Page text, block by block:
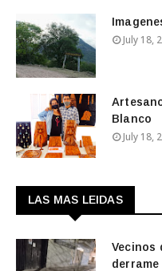
July 18,
Blanco
July 18,
LAS MAS LEIDAS
Vecinos